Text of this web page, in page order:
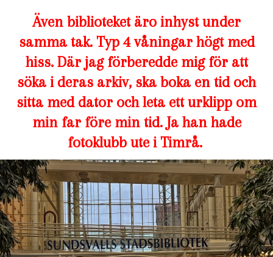
Även biblioteket äro inhyst under
samma tak. Typ 4 våningar högt med
hiss. Där jag förberedde mig för att
söka i deras arkiv, ska boka en tid och
sitta med dator och leta ett urklipp om
min far före min tid. Ja han hade
fotoklubb ute i Timrå.